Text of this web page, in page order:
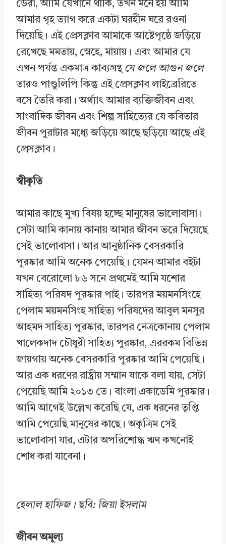
ডেরা, আমি যেখানে থাকি, তখন মনে হয় আমি
আমার গৃহ ত্যাগ করে একটা ঘরহীন ঘরে রওনা
দিয়েছি। এই প্রেসক্লাব আমাকে আষ্টেপৃষ্ঠে জড়িয়ে
রেখেছে মমতায়, স্নেহে, মায়ায়। এবং আমার যে
এখন পর্যন্ত একমাত্র কাব্যগ্রন্থ যে জলে আগুন জলে
তারও পাণ্ডুলিপি কিন্তু এই প্রেসক্লাব লাইব্রেরিতে
বসে তৈরি করা। অর্থ্যাৎ আমার ব্যক্তিজীবন এবং
সাংবাদিক জীবন এবং শিল্প সাহিত্যের যে কবিতার
জীবন পুরাটার মধ্যে জড়িয়ে আছে ছড়িয়ে আছে এই
প্রেসক্লাব।
স্বীকৃতি
আমার কাছে মুখ্য বিষয় হচ্ছে মানুষের ভালোবাসা।
সেটা আমি কানায় কানায় আমার জীবন ভরে দিয়েছে
সেই ভালোবাসা। আর আনুষ্ঠানিক বেসরকারি
পুরষ্কার আমি অনেক পেয়েছি। যেমন আমার বইটা
যখন বেরোলো ৮৬ সনে প্রথমেই আমি যশোর
সাহিত্য পরিষদ পুরষ্কার পাই। তারপর ময়মনসিংহে
পেলাম ময়মনসিংহ সাহিত্য পরিষদের আবুল মনসুর
আহমদ সাহিত্য পুরষ্কার, তারপর নেত্রকোনায় পেলাম
খালেকদাদ চৌধুরী সাহিত্য পুরষ্কার, এররকম বিভিন্ন
জায়গায় অনেক বেসরকারি পুরষ্কার আমি পেয়েছি।
আর এক ধরণের রাষ্ট্রীয় সম্মান যাকে বলা যায়, সেটা
পেয়েছি আমি ২০১৩ তে। বাংলা একাডেমি পুরষ্কার।
আমি আগেই উল্লেখ করেছি যে, এক ধরনের তৃপ্তি
আমি পেয়েছি মানুষের কাছে। অকৃত্রিম সেই
ভালোবাসা যার, এটার অপরিশোদ্ধ ঋণ কখনোই
শোধ করা যাবেনা।
হেলাল হাফিজ। ছবি: জিয়া ইসলাম
জীবন অমূল্য